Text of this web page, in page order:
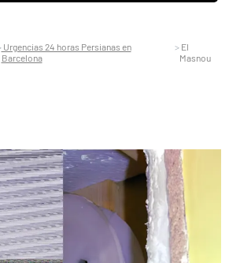
Urgencias 24 horas Persianas en
Barcelona
El
Masnou